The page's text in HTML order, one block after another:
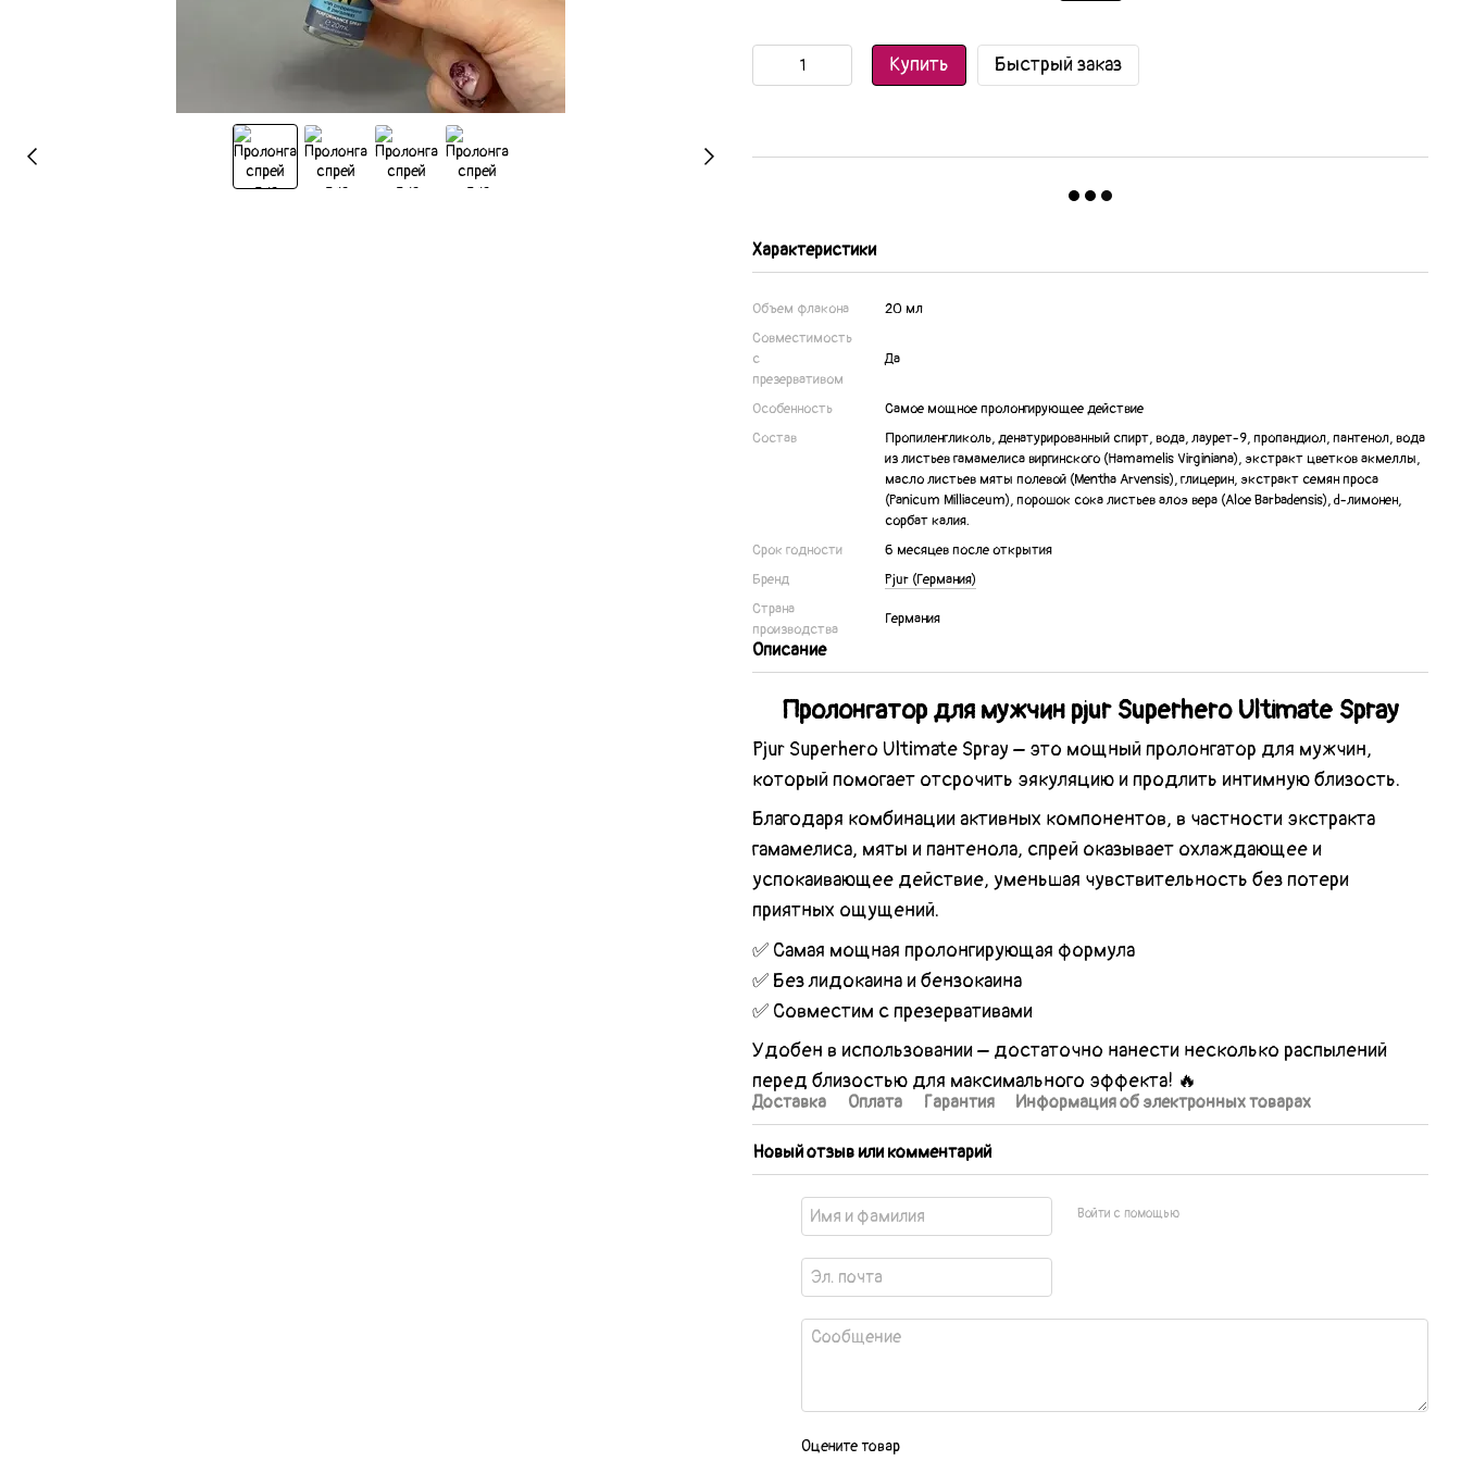
Купить Быстрый заказ
Характеристики
Объем флакона
20 мл
Совместимость
с
презервативом
Да
Особенность
Самое мощное пролонгирующее действие
Состав
Пропиленгликоль, денатурированный спирт, вода, лаурет-9, пропандиол, пантенол, вода
из листьев гамамелиса виргинского (Hamamelis Virginiana), экстракт цветков акмеллы,
масло листьев мяты полевой (Mentha Arvensis), глицерин, экстракт семян проса
(Panicum Milliaceum), порошок сока листьев алоэ вера (Aloe Barbadensis), d-лимонен,
сорбат калия.
Срок годности
6 месяцев после открытия
Бренд
Pjur (Германия)
Страна
производства
Германия
Описание
Пролонгатор для мужчин pjur Superhero Ultimate Spray
Pjur Superhero Ultimate Spray – это мощный пролонгатор для мужчин,
который помогает отсрочить эякуляцию и продлить интимную близость.
Благодаря комбинации активных компонентов, в частности экстракта
гамамелиса, мяты и пантенола, спрей оказывает охлаждающее и
успокаивающее действие, уменьшая чувствительность без потери
приятных ощущений.
✅ Самая мощная пролонгирующая формула
✅ Без лидокаина и бензокаина
✅ Совместим с презервативами
Удобен в использовании – достаточно нанести несколько распылений
перед близостью для максимального эффекта! 🔥
Доставка Оплата Гарантия Информация об электронных товарах
Новый отзыв или комментарий
Войти с помощью
Оцените товар